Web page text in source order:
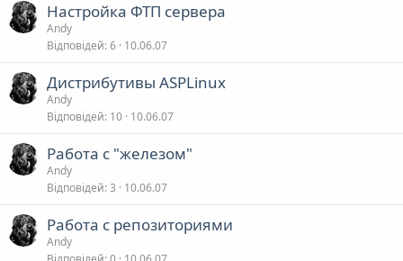
Настройка ФТП сервера
Andy
Відповідей 6 10.06.07
Дистрибутивы ASPLinux
Andy
Відповідей 10 10.06.07
Работа с "железом"
Andy
Відповідей 3 10.06.07
Работа с репозиториями
Andy